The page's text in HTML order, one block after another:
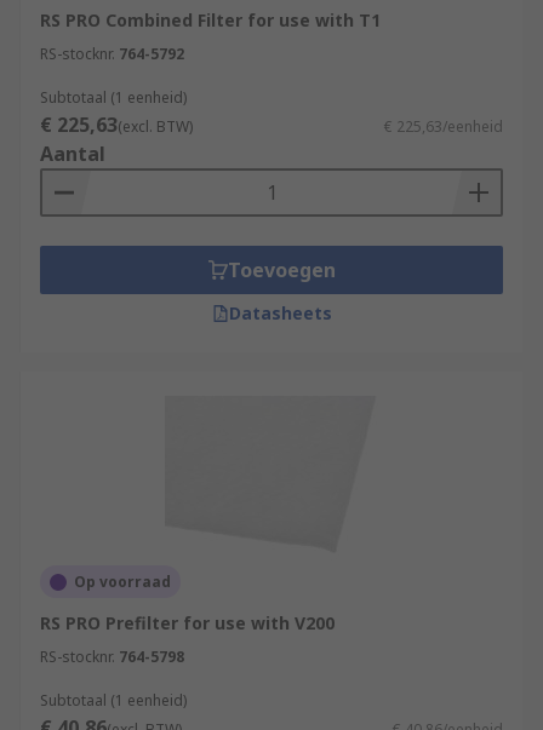
RS PRO Combined Filter for use with T1
RS-stocknr. 764-5792
Subtotaal (1 eenheid)
€ 225,63(excl. BTW) € 225,63/eenheid
Aantal
Toevoegen
Datasheets
Op voorraad
RS PRO Prefilter for use with V200
RS-stocknr. 764-5798
Subtotaal (1 eenheid)